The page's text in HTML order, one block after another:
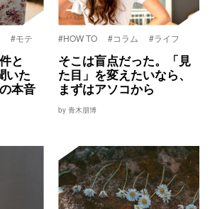
#モテ
と
いた
本音
#HOW TO #コラム #ライフ
そこは盲点だった。「見
た目」を変えたいなら、
まずはアソコから
by 青木朋博